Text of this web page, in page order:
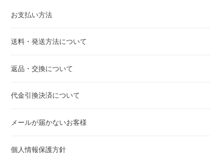
お支払い方法
送料・発送方法について
返品・交換について
代金引換決済について
メールが届かないお客様
個人情報保護方針